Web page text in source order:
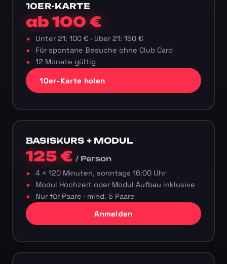
10ER-KARTE
ab 100 €
Unter 21: 100 € · über 21: 150 €
Für spontane Besuche ohne Club Card
12 Monate gültig
10er-Karte holen
BASISKURS + MODUL
125 €/ Person
4 × 120 Minuten, sonntags 16:00 Uhr
Modul Hochzeit oder Modul Aufbau inklusive
Nur für Paare · mind. 5 Paare
Anmelden